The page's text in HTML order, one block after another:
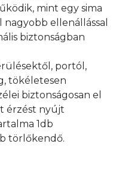
mint egy sima
nagyobb ellenállással
biztonságban
portól,
tökéletesen
biztonságosan el
érzést nyújt
1db
törlőkendő.